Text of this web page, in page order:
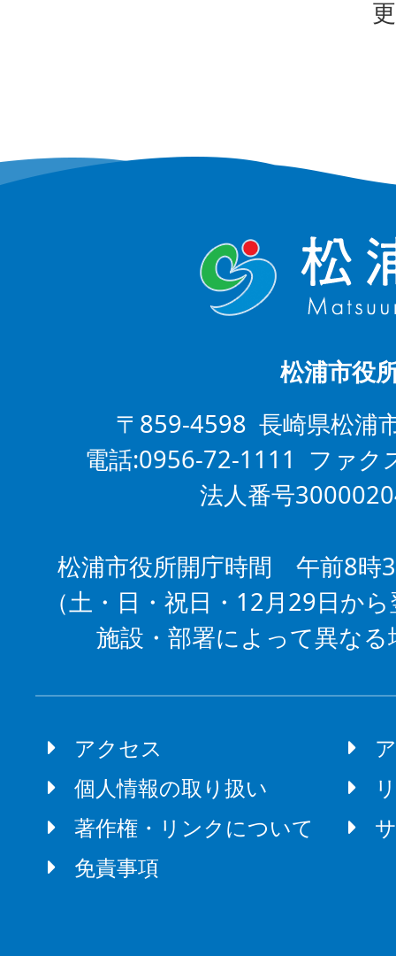
松浦市役
〒859-4598 長崎県松浦
電話:0956-72-1111 ファ
法人番号
松浦市役所開庁時間 午前8時
（土・日・祝日・12月29日か
施設・部署によって異な
アクセス
個人情報の取り扱い
著作権・リンクについて
免責事項